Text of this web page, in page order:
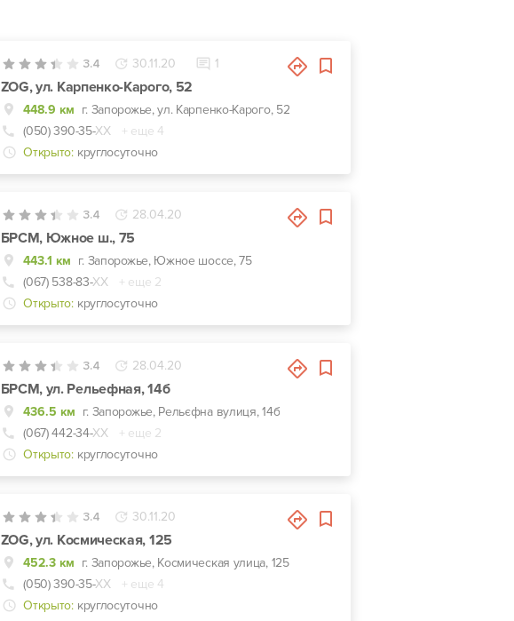
3.4 30.11.20 1
ZOG, ул. Карпенко-Карого, 52
448.9 км г. Запорожье, ул. Карпенко-Карого, 52
(050) 390-35-ХХ
+ еще 4
Открыто: круглосуточно
3.4 28.04.20
БРСМ, Южное ш., 75
443.1 км г. Запорожье, Южное шоссе, 75
(067) 538-83-ХХ
+ еще 2
Открыто: круглосуточно
3.4 28.04.20
БРСМ, ул. Рельефная, 14б
436.5 км г. Запорожье, Рельєфна вулиця, 14б
(067) 442-34-ХХ
+ еще 2
Открыто: круглосуточно
3.4 30.11.20
ZOG, ул. Космическая, 125
452.3 км г. Запорожье, Космическая улица, 125
(050) 390-35-ХХ
+ еще 4
Открыто: круглосуточно